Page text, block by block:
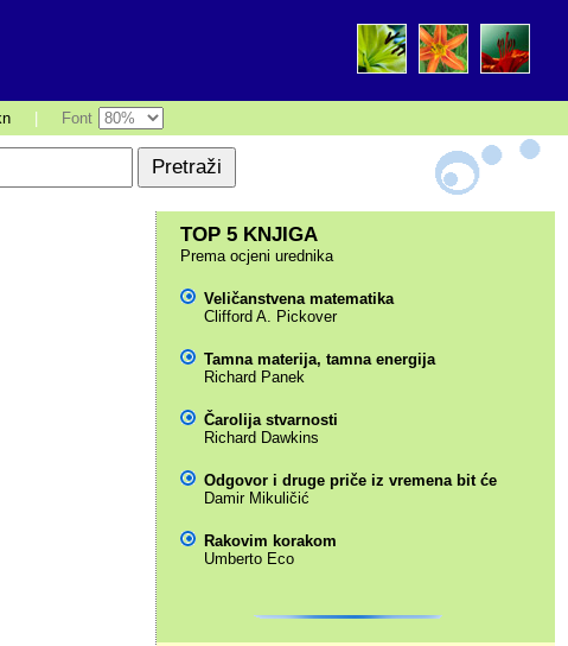
Font
TOP 5 KNJIGA
Prema ocjeni urednika
Veličanstvena matematika
Clifford A. Pickover
Tamna materija, tamna energija
Richard Panek
Čarolija stvarnosti
Richard Dawkins
Odgovor i druge priče iz vremena bit će
Damir Mikuličić
Rakovim korakom
Umberto Eco